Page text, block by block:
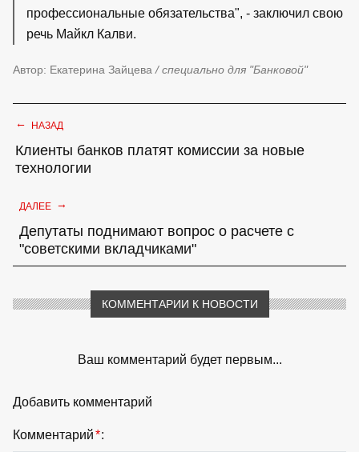
профессиональные обязательства", - заключил свою
речь Майкл Калви.
Автор: Екатерина Зайцева / специально для "Банковой"
← НАЗАД
Клиенты банков платят комиссии за новые
технологии
ДАЛЕЕ →
Депутаты поднимают вопрос о расчете с
"советскими вкладчиками"
КОММЕНТАРИИ К НОВОСТИ
Ваш комментарий будет первым...
Добавить комментарий
Комментарий*: